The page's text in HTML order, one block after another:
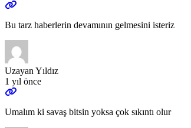
Bu tarz haberlerin devamının gelmesini isteriz
Uzayan Yıldız
1 yıl önce
Umalım ki savaş bitsin yoksa çok sıkıntı olur